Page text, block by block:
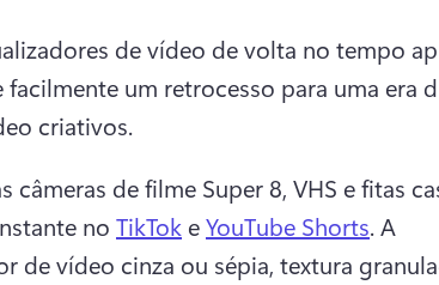
de vídeo de volta no tempo
um retrocesso para uma era
criativos.
câmeras de filme Super 8, VHS e fitas
no TikTok e YouTube Shorts. A
de vídeo cinza ou sépia, textura